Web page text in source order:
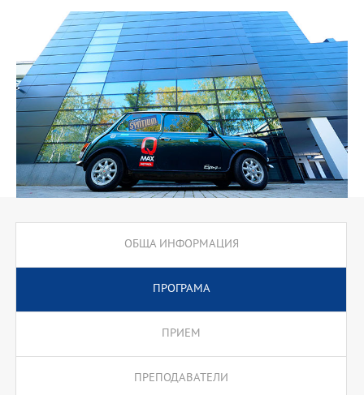
ОБЩА ИНФОРМАЦИЯ
ПРОГРАМА
ПРИЕМ
ПРЕПОДАВАТЕЛИ